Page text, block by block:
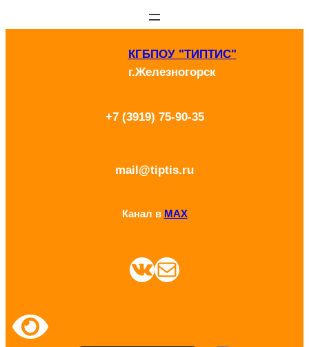
КГБПОУ "ТИПТИС"
г.Железногорск
+7 (3919) 75-90-35
mail@tiptis.ru
Канал в MAX
ВКонтакте Почта